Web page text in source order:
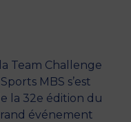
Team Challenge
MBS s’est
la 32e édition du
événement